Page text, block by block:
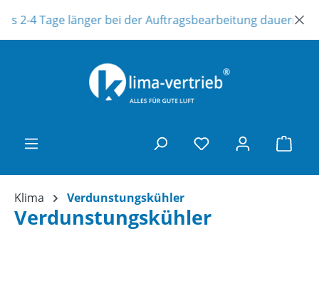
Zum Hauptinhalt springen
2-4 Tage länger bei der Auftragsbearbeitung dauern !
Klima Verdunstungskühler
Verdunstungskühler